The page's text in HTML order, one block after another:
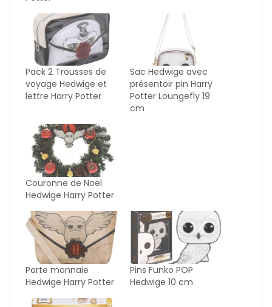
Pack 2 Trousses de
voyage Hedwige et
lettre Harry Potter
Sac Hedwige avec
présentoir pin Harry
Potter Loungefly 19
cm
Couronne de Noel
Hedwige Harry Potter
Porte monnaie
Hedwige Harry Potter
Pins Funko POP
Hedwige 10 cm